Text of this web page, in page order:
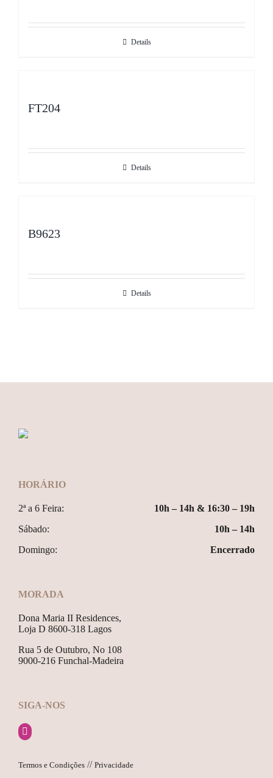
Details
FT204
Details
B9623
Details
HORÁRIO
2ª a 6 Feira:
10h – 14h & 16:30 – 19h
Sábado:
10h – 14h
Domingo:
Encerrado
MORADA
Dona Maria II Residences,
Loja D 8600-318 Lagos
Rua 5 de Outubro, No 108
9000-216 Funchal-Madeira
SIGA-NOS
Termos e Condições // Privacidade